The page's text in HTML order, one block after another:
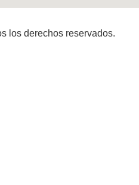
los derechos reservados.